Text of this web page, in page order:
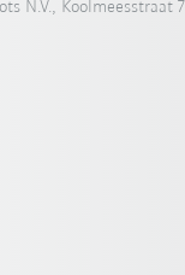
N.V., Koolmeesstraat